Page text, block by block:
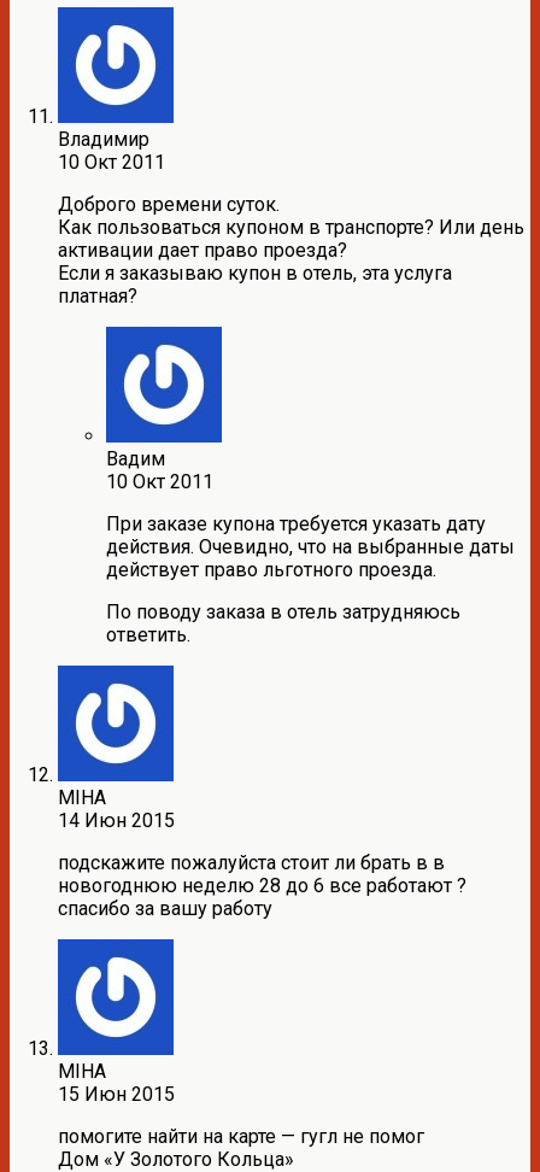
Владимир
10 Окт 2011
Доброго времени суток.
Как пользоваться купоном в транспорте? Или день
активации дает право проезда?
Если я заказываю купон в отель, эта услуга
платная?
Вадим
10 Окт 2011
При заказе купона требуется указать дату
действия. Очевидно, что на выбранные даты
действует право льготного проезда.
По поводу заказа в отель затрудняюсь
ответить.
MIHA
14 Июн 2015
подскажите пожалуйста стоит ли брать в в
новогоднюю неделю 28 до 6 все работают ?
спасибо за вашу работу
MIHA
15 Июн 2015
помогите найти на карте — гугл не помог
Дом «У Золотого Кольца»